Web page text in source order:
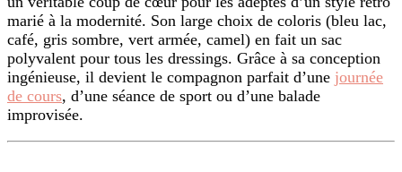
marié à la modernité. Son large choix de coloris (bleu lac,
café, gris sombre, vert armée, camel) en fait un sac
polyvalent pour tous les dressings. Grâce à sa conception
ingénieuse, il devient le compagnon parfait d’une journée
de cours, d’une séance de sport ou d’une balade
improvisée.